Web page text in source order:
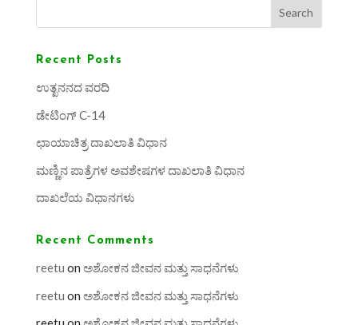
Search
Recent Posts
ಉತ್ಖನನದ ವರದಿ
ಡೇಟಿಂಗ್ C-14
ಛಾಯಾಚಿತ್ರ ದಾಖಲಾತಿ ವಿಧಾನ
ಮಣ್ಣಿನ ಪಾತ್ರೆಗಳ ಅವಶೇಷಗಳ ದಾಖಲಾತಿ ವಿಧಾನ
ದಾಖಲೆಯ ವಿಧಾನಗಳು
Recent Comments
reetu on ಅಶೋಕನ ಜೀವನ ಮತ್ತು ಸಾಧನೆಗಳು
reetu on ಅಶೋಕನ ಜೀವನ ಮತ್ತು ಸಾಧನೆಗಳು